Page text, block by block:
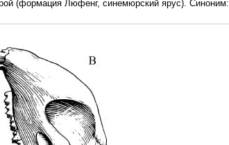
(формация Люфенг, синемюрский ярус). Синоним: